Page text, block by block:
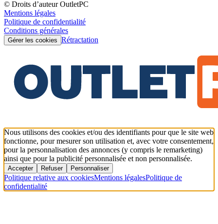
© Droits d’auteur OutletPC
Mentions légales
Politique de confidentialité
Conditions générales
Gérer les cookies Rétractation
Nous utilisons des cookies et/ou des identifiants pour que le site web
fonctionne, pour mesurer son utilisation et, avec votre consentement,
pour la personnalisation des annonces (y compris le remarketing)
ainsi que pour la publicité personnalisée et non personnalisée.
Accepter Refuser Personnaliser
Politique relative aux cookiesMentions légalesPolitique de
confidentialité